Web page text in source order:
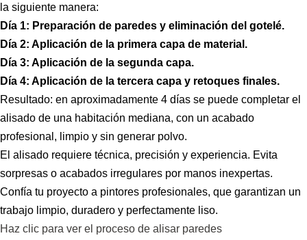
la siguiente manera:
Día 1: Preparación de paredes y eliminación del gotelé.
Día 2: Aplicación de la primera capa de material.
Día 3: Aplicación de la segunda capa.
Día 4: Aplicación de la tercera capa y retoques finales.
Resultado: en aproximadamente 4 días se puede completar el
alisado de una habitación mediana, con un acabado
profesional, limpio y sin generar polvo.
El alisado requiere técnica, precisión y experiencia. Evita
sorpresas o acabados irregulares por manos inexpertas.
Confía tu proyecto a pintores profesionales, que garantizan un
trabajo limpio, duradero y perfectamente liso.
Haz clic para ver el proceso de alisar paredes